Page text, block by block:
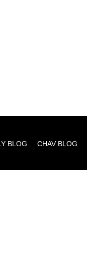
BLOG CHAV BLOG